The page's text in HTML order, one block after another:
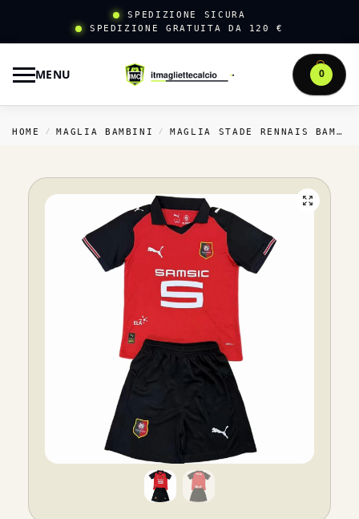
SPEDIZIONE SICURA
SPEDIZIONE GRATUITA DA 120 €
MENU 0
HOME / MAGLIA BAMBINI / MAGLIA STADE RENNAIS BAMBINI